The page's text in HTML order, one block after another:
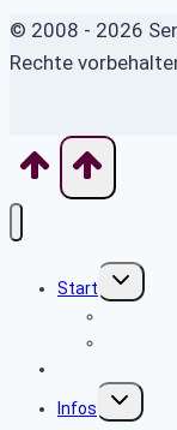
© 2008 - 2026
Rechte
Start
Untermenü
umschalten
Infos
Untermenü
umschalten